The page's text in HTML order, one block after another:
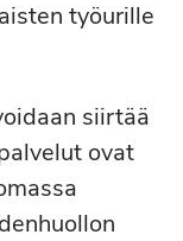
työurille
siirtää
ovat